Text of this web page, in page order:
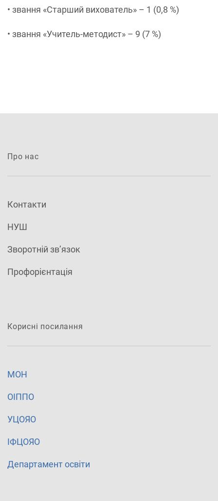
• звання «Старший вихователь» – 1 (0,8 %)
• звання «Учитель-методист» – 9 (7 %)
Про нас
Контакти
НУШ
Зворотній зв’язок
Профорієнтація
Корисні посилання
МОН
ОІППО
УЦОЯО
ІФЦОЯО
Департамент освіти